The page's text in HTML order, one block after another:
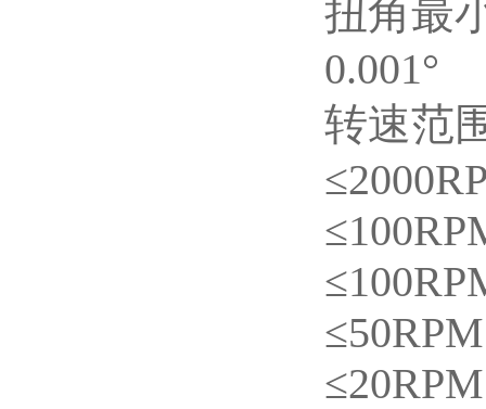
扭角最
0.001°
转速范
≤50RPM
≤20RPM